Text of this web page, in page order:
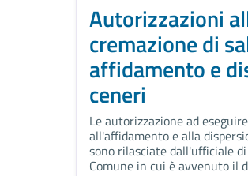
Autorizzazioni
cremazione di
affidamento e
ceneri
Le autorizzazione ad
all'affidamento e alla
sono rilasciate dall'ufficiale
Comune in cui è avvenuto il